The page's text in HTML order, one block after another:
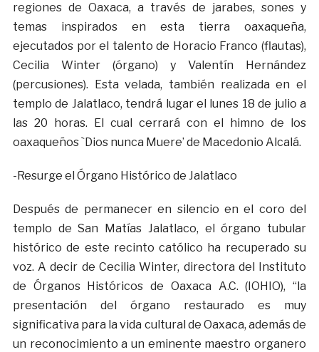
regiones de Oaxaca, a través de jarabes, sones y
temas inspirados en esta tierra oaxaqueña,
ejecutados por el talento de Horacio Franco (flautas),
Cecilia Winter (órgano) y Valentín Hernández
(percusiones). Esta velada, también realizada en el
templo de Jalatlaco, tendrá lugar el lunes 18 de julio a
las 20 horas. El cual cerrará con el himno de los
oaxaqueños `Dios nunca Muere’ de Macedonio Alcalá.
-Resurge el Órgano Histórico de Jalatlaco
Después de permanecer en silencio en el coro del
templo de San Matías Jalatlaco, el órgano tubular
histórico de este recinto católico ha recuperado su
voz. A decir de Cecilia Winter, directora del Instituto
de Órganos Históricos de Oaxaca A.C. (IOHIO), “la
presentación del órgano restaurado es muy
significativa para la vida cultural de Oaxaca, además de
un reconocimiento a un eminente maestro organero